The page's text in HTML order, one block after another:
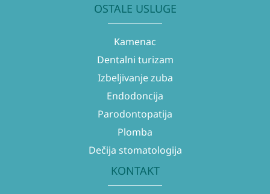
OSTALE USLUGE
Kamenac
Dentalni turizam
Izbeljivanje zuba
Endodoncija
Parodontopatija
Plomba
Dečija stomatologija
KONTAKT